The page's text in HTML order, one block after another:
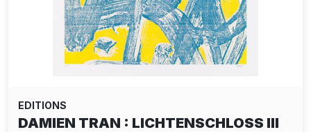
EDITIONS
DAMIEN TRAN : LICHTENSCHLOSS III